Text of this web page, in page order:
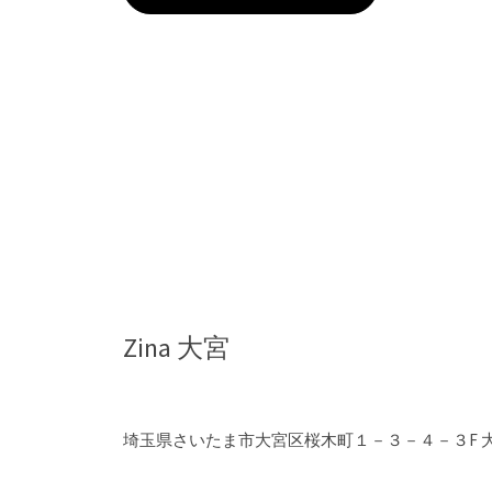
e
Zina 大宮
埼玉県さいたま市大宮区桜木町１－３－４－３F